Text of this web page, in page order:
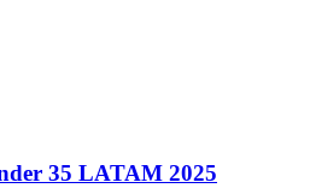
35 LATAM 2025